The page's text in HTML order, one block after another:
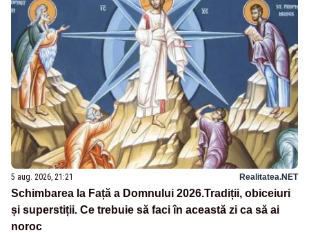
5 aug. 2026, 21:21 Realitatea.NET
Schimbarea la Față a Domnului 2026.Tradiții, obiceiuri
și superstiții. Ce trebuie să faci în această zi ca să ai
noroc